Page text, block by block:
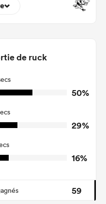
4
1
Allowed
de ruck
50%
29%
16%
59